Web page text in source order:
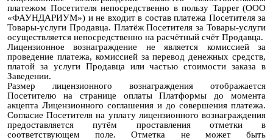
платежом Посетителя непосредственно в пользу Tapper (ООО
«ФАУНДАРИУМ») и не входит в состав платежа Посетителя за
Товары-услуги Продавца. Платёж Посетителя за Товары-услуги
осуществляется непосредственно на расчётный счёт Продавца.
Лицензионное вознаграждение не является комиссией за
проведение платежа, комиссией за перевод денежных средств,
платой за услуги Продавца или частью стоимости заказа в
Заведении.
Размер лицензионного вознаграждения отображается
Посетителю на странице оплаты Платформы до момента
акцепта Лицензионного соглашения и до совершения платежа.
Согласие Посетителя на уплату лицензионного вознаграждения
предоставляется путём проставления отметки в
соответствующем поле. Отметка не может быть